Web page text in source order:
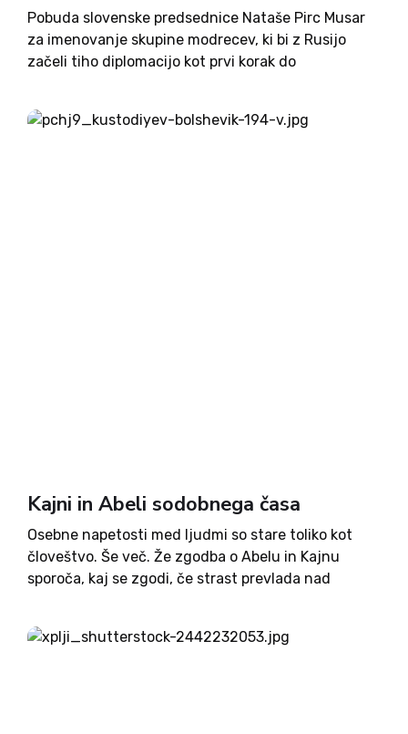
Pobuda slovenske predsednice Nataše Pirc Musar
za imenovanje skupine modrecev, ki bi z Rusijo
začeli tiho diplomacijo kot prvi korak do
ocenjuje mednarodni pravnik Miha Pogačnik. Kot
ocenjuje, bo vojna namreč zaustavljena takrat,...
Kajni in Abeli sodobnega časa
Osebne napetosti med ljudmi so stare toliko kot
človeštvo. Še več. Že zgodba o Abelu in Kajnu
sporoča, kaj se zgodi, če strast prevlada nad
sposobnostjo in objektivno realnostjo. Tudi delitev
na...